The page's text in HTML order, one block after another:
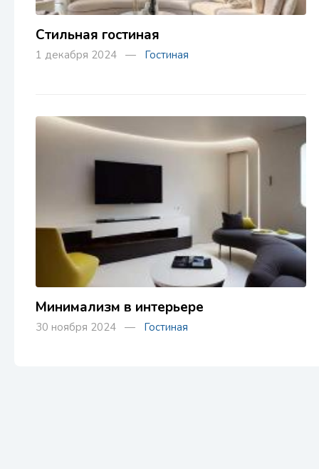
Стильная гостиная
1 декабря 2024 — Гостиная
Минимализм в интерьере
30 ноября 2024 — Гостиная